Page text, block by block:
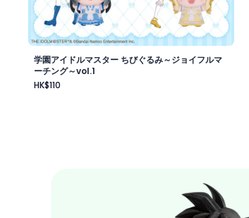
学園アイドルマスター ちびぐるみ～ジョイフルマ
ーチング～vol.1
HK$110